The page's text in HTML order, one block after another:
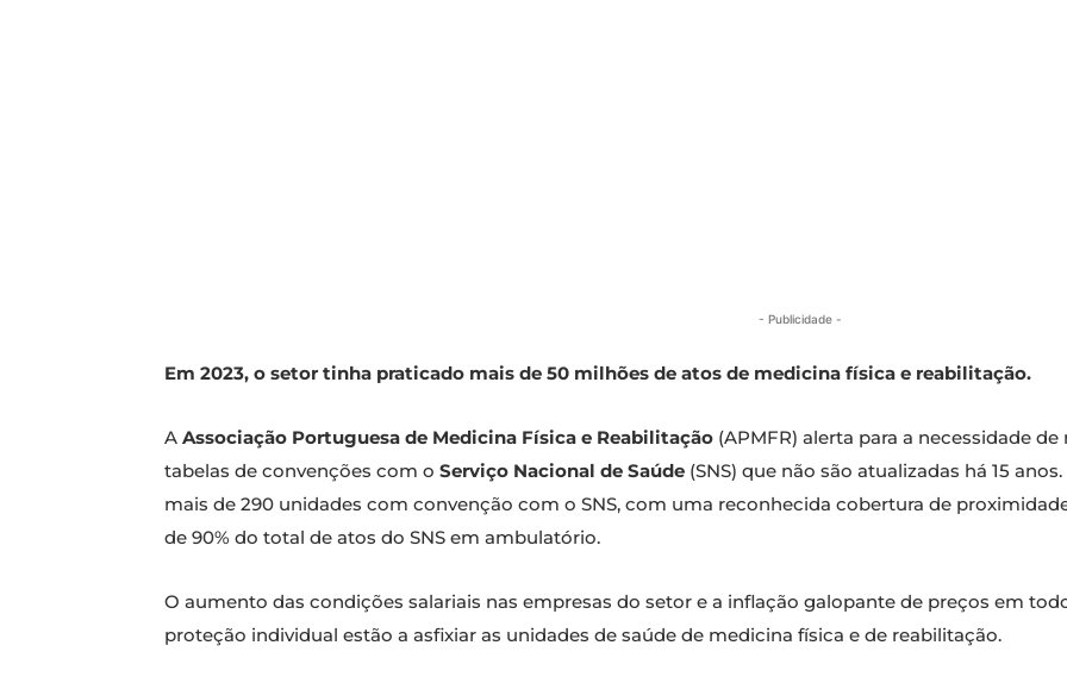
- Publicidade -
Em 2023, o setor tinha praticado mais de 50 milhões de atos de medicina física e reabilitação.
A Associação Portuguesa de Medicina Física e Reabilitação (APMFR) alerta para a necessidade
tabelas de convenções com o Serviço Nacional de Saúde (SNS) que não são atualizadas há 15
mais de 290 unidades com convenção com o SNS, com uma reconhecida cobertura de
de 90% do total de atos do SNS em ambulatório.
O aumento das condições salariais nas empresas do setor e a inflação galopante de preços em
proteção individual estão a asfixiar as unidades de saúde de medicina física e de reabilitação.